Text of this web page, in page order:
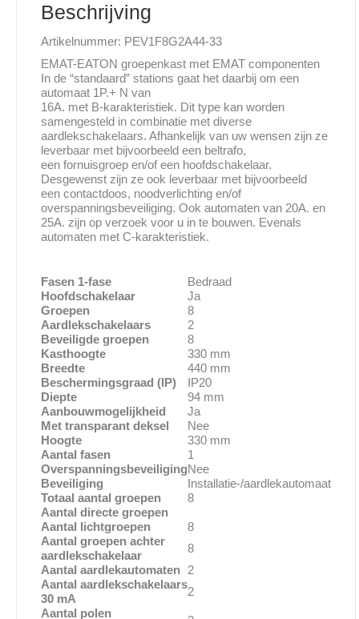
Beschrijving
Artikelnummer: PEV1F8G2A44-33
EMAT-EATON groepenkast met EMAT componenten
In de “standaard” stations gaat het daarbij om een
automaat 1P.+ N van
16A. met B-karakteristiek. Dit type kan worden
samengesteld in combinatie met diverse
aardlekschakelaars. Afhankelijk van uw wensen zijn ze
leverbaar met bijvoorbeeld een beltrafo,
een fornuisgroep en/of een hoofdschakelaar.
Desgewenst zijn ze ook leverbaar met bijvoorbeeld
een contactdoos, noodverlichting en/of
overspanningsbeveiliging. Ook automaten van 20A. en
25A. zijn op verzoek voor u in te bouwen. Evenals
automaten met C-karakteristiek.
Fasen 1-fase
Bedraad
Hoofdschakelaar
Ja
Groepen
8
Aardlekschakelaars
2
Beveiligde groepen
8
Kasthoogte
330 mm
Breedte
440 mm
Beschermingsgraad (IP)
IP20
Diepte
94 mm
Aanbouwmogelijkheid
Ja
Met transparant deksel
Nee
Hoogte
330 mm
Aantal fasen
1
OverspanningsbeveiligingNee
Beveiliging
Installatie-/aardlekautomaat
Totaal aantal groepen
8
Aantal directe groepen
Aantal lichtgroepen
8
Aantal groepen achter
aardlekschakelaar
8
Aantal aardlekautomaten 2
Aantal aardlekschakelaars
30 mA
2
Aantal polen